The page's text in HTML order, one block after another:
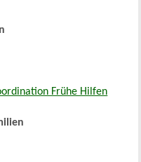
Frühe Hilfen